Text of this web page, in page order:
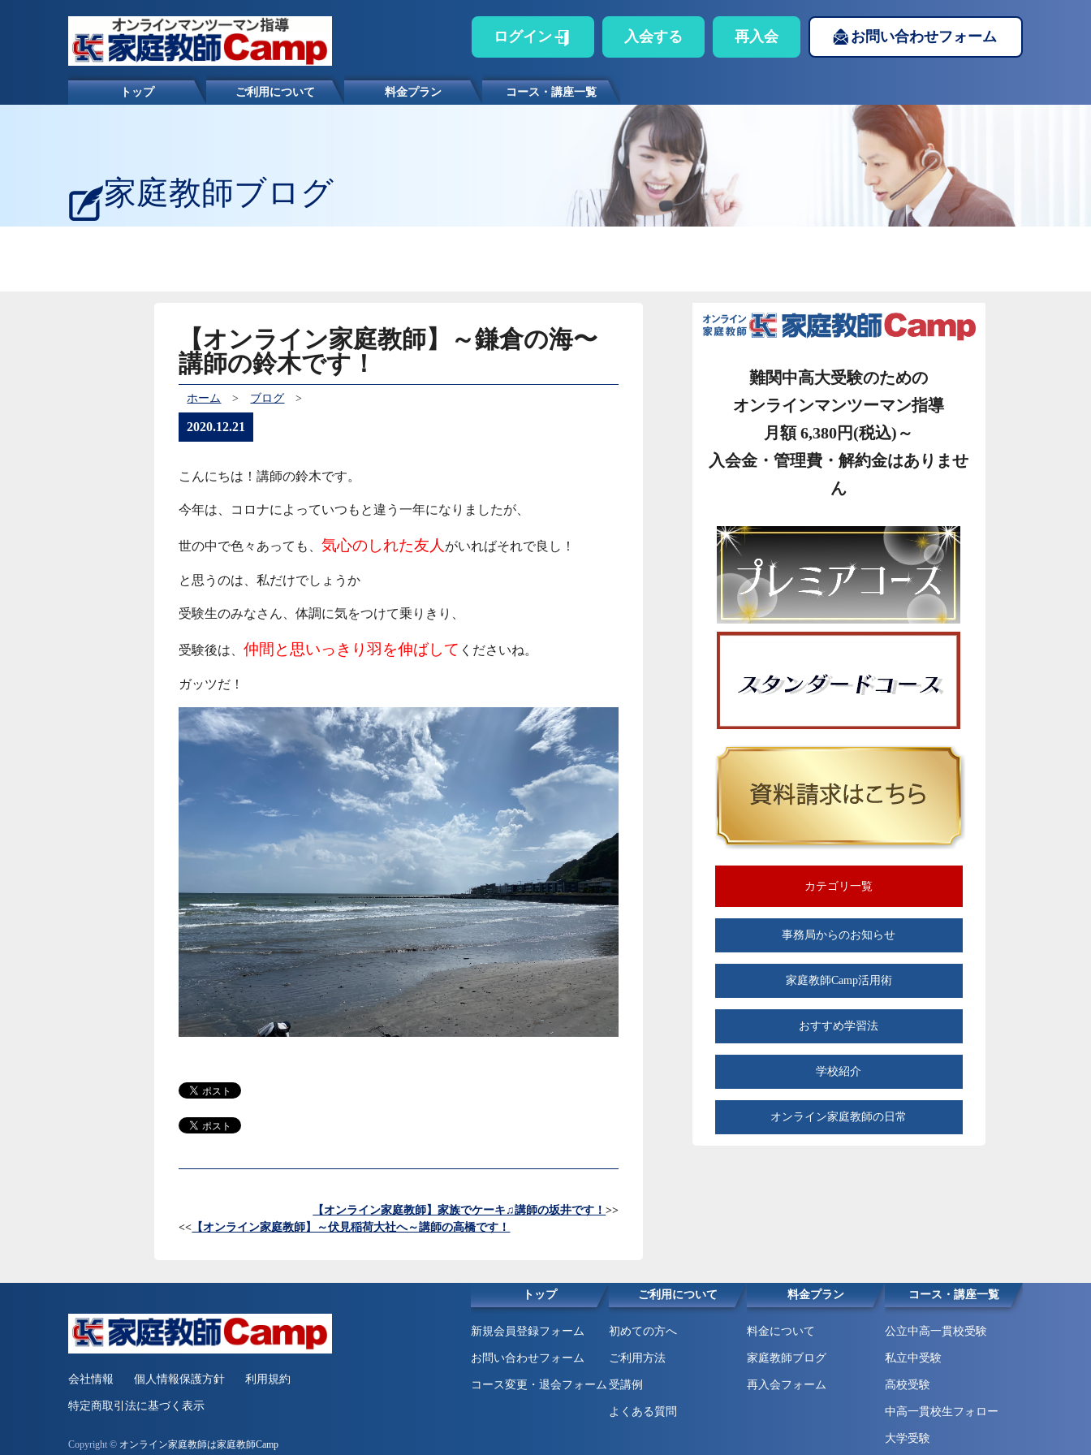
ログイン 入会する 再入会 お問い合わせフォーム
トップ ご利用について 料金プラン コース・講座一覧
家庭教師ブログ
【オンライン家庭教師】～鎌倉の海〜
講師の鈴木です！
ホーム > ブログ >
2020.12.21
こんにちは！講師の鈴木です。
今年は、コロナによっていつもと違う一年になりましたが、
世の中で色々あっても、気心のしれた友人 がいればそれで良し！
と思うのは、私だけでしょうか
受験生のみなさん、体調に気をつけて乗りきり、
受験後は、仲間と思いっきり羽を伸ばして くださいね。
ガッツだ！
【オンライン家庭教師】家族でケーキ♫講師の坂井です！>>
<< 【オンライン家庭教師】～伏見稲荷大社へ～講師の高橋です！
難関中高大受験のための
オンラインマンツーマン指導
月額 6,380円(税込)～
入会金・管理費・解約金はありませ
ん
カテゴリ一覧
事務局からのお知らせ
家庭教師Camp活用術
おすすめ学習法
学校紹介
オンライン家庭教師の日常
トップ ご利用について 料金プラン コース・講座一覧
会社情報 個人情報保護方針 利用規約
特定商取引法に基づく表示
Copyright © オンライン家庭教師は家庭教師Camp
新規会員登録フォーム
お問い合わせフォーム
コース変更・退会フォーム
初めての方へ
ご利用方法
受講例
よくある質問
料金について
家庭教師ブログ
再入会フォーム
公立中高一貫校受験
私立中受験
高校受験
中高一貫校生フォロー
大学受験